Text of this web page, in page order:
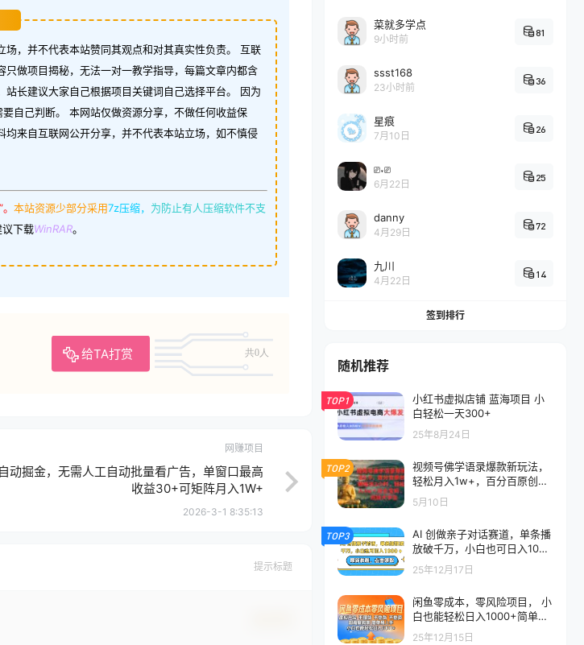
，并不代表本站赞同其观点和对其真实性负责。 互联
做项目揭秘，无法一对一教学指导，每篇文章内都含
长建议大家自己根据项目关键词自己选择平台。 因为
自己判断。 本网站仅做资源分享，不做任何收益保
来自互联网公开分享，并不代表本站立场，如不慎侵
本站资源少部分采用7z压缩， 为防止有人压缩软件不支
下载WinRAR。
给TA打赏 共0人
网赚项目
动掘金，无需人工自动批量看广告，单窗口最高
收益30+可矩阵月入1W+
2026-3-1 8:35:13
提示标题
菜就多学点
9小时前
81
ssst168
23小时前
36
星痕
7月10日
26
⎚˕⎚
6月22日
25
danny
4月29日
72
九川
4月22日
14
签到排行
随机推荐
TOP1
小红书虚拟店铺 蓝海项目 小
白轻松一天300+
25年8月24日
TOP2
视频号佛学语录爆款新玩法，
轻松月入1w+，百分百原创视
频每天1小时轻松月入1w+
5月10日
TOP3
AI 创做亲子对话赛道，单条播
放破千万，小白也可日入1000
25年12月17日
闲鱼零成本，零风险项目， 小
白也能轻松日入1000+简单易
上手
25年12月15日